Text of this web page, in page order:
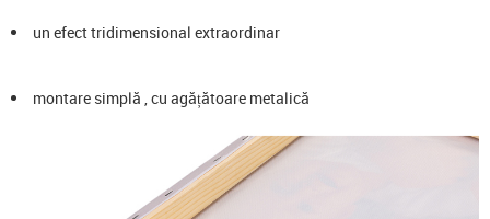
un efect tridimensional extraordinar
montare simplă , cu agățătoare metalică